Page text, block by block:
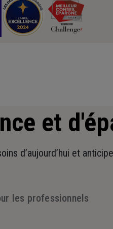
et
d’aujourd’hui et
les professionnels